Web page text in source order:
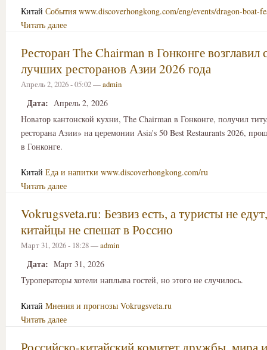
Китай События www.discoverhongkong.com/eng/events/dragon-boat-
Читать далее
Ресторан The Chairman в Гонконге возглавил
лучших ресторанов Азии 2026 года
Апрель 2, 2026 - 05:02 —admin
Дата: Апрель 2, 2026
Новатор кантонской кухни, The Chairman в Гонконге, получил
ресторана Азии» на церемонии Asia's 50 Best Restaurants 2026,
в Гонконге.
Китай Еда и напитки www.discoverhongkong.com/ru
Читать далее
Vokrugsveta.ru: Безвиз есть, а туристы не
китайцы не спешат в Россию
Март 31, 2026 - 18:28 —admin
Дата: Март 31, 2026
Туроператоры хотели наплыва гостей, но этого не случилось.
Китай Мнения и прогнозы Vokrugsveta.ru
Читать далее